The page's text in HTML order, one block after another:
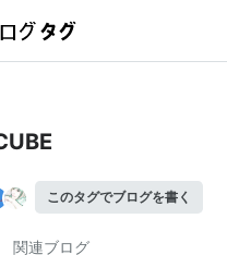
このタグでブログを書く
関連ブログ